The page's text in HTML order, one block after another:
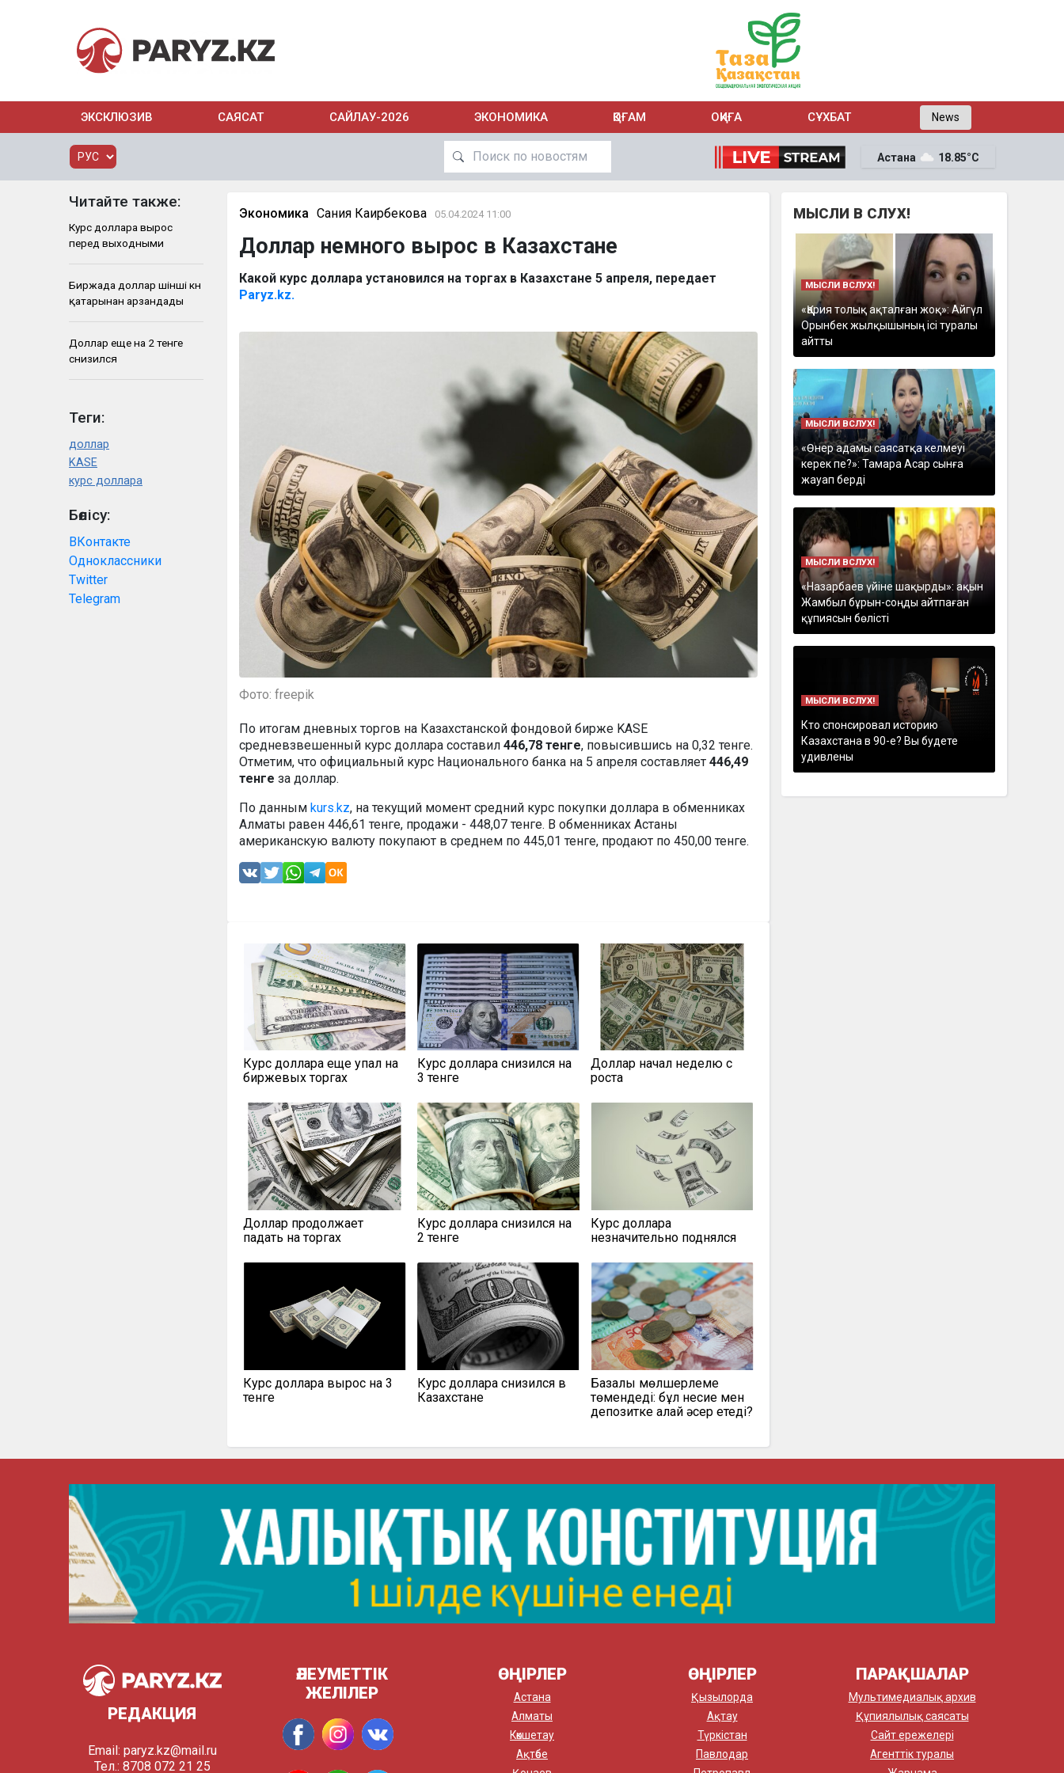
ЭКСКЛЮЗИВ САЯСАТ САЙЛАУ-2026 ЭКОНОМИКА ҚОҒАМ ОҚИҒА СҰХБАТ News
Астана 18.85°C
Читайте также:
Курс доллара вырос
перед выходными
Биржада доллар үшінші күн
қатарынан арзандады
Доллар еще на 2 тенге
снизился
Теги:
доллар
KASE
курс доллара
Бөлісу:
ВКонтакте
Одноклассники
Twitter
Telegram
Экономика Сания Каирбекова 05.04.2024 11:00
Доллар немного вырос в Казахстане
Какой курс доллара установился на торгах в Казахстане 5 апреля, передает
Paryz.kz.
Фото: freepik
По итогам дневных торгов на Казахстанской фондовой бирже KASE
средневзвешенный курс доллара составил 446,78 тенге, повысившись на 0,32 тенге.
Отметим, что официальный курс Национального банка на 5 апреля составляет 446,49
тенге за доллар.
По данным kurs.kz, на текущий момент средний курс покупки доллара в обменниках
Алматы равен 446,61 тенге, продажи - 448,07 тенге. В обменниках Астаны
американскую валюту покупают в среднем по 445,01 тенге, продают по 450,00 тенге.
Курс доллара еще упал на
биржевых торгах
Курс доллара снизился на
3 тенге
Доллар начал неделю с
роста
Доллар продолжает
падать на торгах
Курс доллара снизился на
2 тенге
Курс доллара
незначительно поднялся
Курс доллара вырос на 3
тенге
Курс доллара снизился в
Казахстане
Базалық мөлшерлеме
төмендеді: бұл несие мен
депозитке қалай әсер етеді?
МЫСЛИ В СЛУХ!
МЫСЛИ ВСЛУХ!
«Қария толық ақталған жоқ»: Айгүл
Орынбек жылқышының ісі туралы
айтты
МЫСЛИ ВСЛУХ!
«Өнер адамы саясатқа келмеуі
керек пе?»: Тамара Асар сынға
жауап берді
МЫСЛИ ВСЛУХ!
«Назарбаев үйіне шақырды»: ақын
Жамбыл бұрын-соңды айтпаған
құпиясын бөлісті
МЫСЛИ ВСЛУХ!
Кто спонсировал историю
Казахстана в 90-е? Вы будете
удивлены
РЕДАКЦИЯ
Email: paryz.kz@mail.ru
Тел.: 8708 072 21 25
ӘЛЕУМЕТТІК
ЖЕЛІЛЕР
ӨҢІРЛЕР
Астана
Алматы
Көкшетау
Ақтөбе
ӨҢІРЛЕР
Қызылорда
Ақтау
Түркістан
Павлодар
ПАРАҚШАЛАР
Мультимедиалық архив
Құпиялылық саясаты
Сайт ережелері
Агенттік туралы